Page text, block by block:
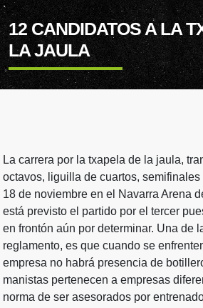
12 CANDIDATOS A LA
LA JAULA
La carrera por la txapela de la jaula,
octavos, liguilla de cuartos, semifinales
18 de noviembre en el Navarra Arena
está previsto el partido por el tercer
en frontón aún por determinar. Una de
reglamento, es que cuando se
empresa no habrá presencia de
manistas pertenecen a empresas
norma de ser asesorados por